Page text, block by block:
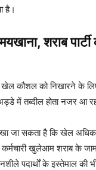
है।
शराब पार्टी
कौशल को निखारने के लिए
में तब्दील होता नजर आ
जा सकता है कि खेल
खुलेआम शराब के
पदार्थों के इस्तेमाल की भी